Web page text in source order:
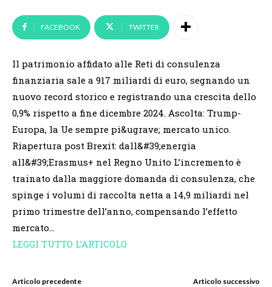
FACEBOOK TWITTER
Il patrimonio affidato alle Reti di consulenza
finanziaria sale a 917 miliardi di euro, segnando un
nuovo record storico e registrando una crescita dello
0,9% rispetto a fine dicembre 2024. Ascolta: Trump-
Europa, la Ue sempre pi&ugrave; mercato unico.
Riapertura post Brexit: dall&#39;energia
all&#39;Erasmus+ nel Regno Unito L’incremento è
trainato dalla maggiore domanda di consulenza, che
spinge i volumi di raccolta netta a 14,9 miliardi nel
primo trimestre dell’anno, compensando l’effetto
mercato…
LEGGI TUTTO L’ARTICOLO
Articolo precedente Articolo successivo